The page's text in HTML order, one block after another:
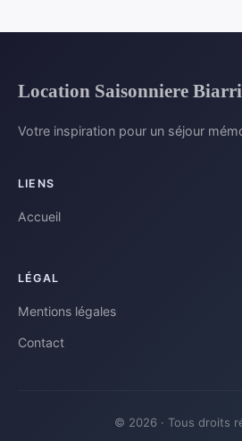
Location Saisonniere
Votre inspiration pour un séjour
LIENS
Accueil
LÉGAL
Mentions légales
Contact
© 2026 · Tous droits